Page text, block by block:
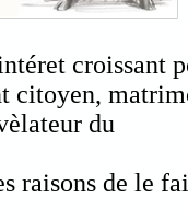
croissant
citoyen,
du
raisons de le